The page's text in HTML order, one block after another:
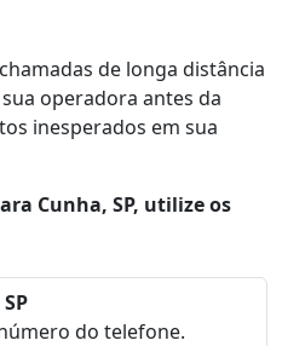
de longa distância
operadora antes da
inesperados em sua
Cunha, SP, utilize os
do telefone.